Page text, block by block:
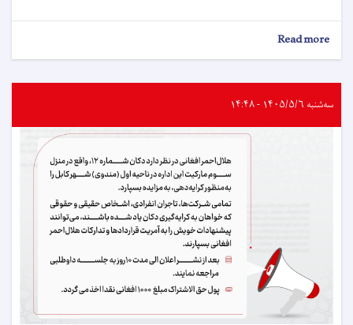
Read more
اعلان
سه‌شنبه ۱۴۰۵/۵/۶ - ۱۴:۴۸